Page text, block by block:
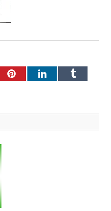
PinterestLinkedInTumblr